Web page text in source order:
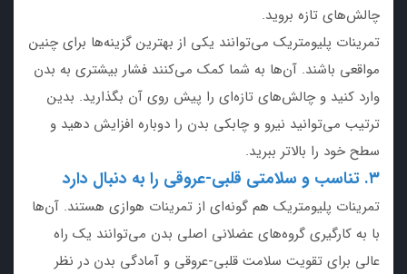
چالش‌های تازه بروید.
تمرینات پلیومتریک می‌توانند یکی از بهترین گزینه‌ها برای چنین
مواقعی باشند. آن‌ها به شما کمک می‌کنند فشار بیشتری به بدن
وارد کنید و چالش‌های تازه‌ای را پیش روی آن بگذارید. بدین
ترتیب می‌توانید نیرو و چابکی بدن را دوباره افزایش دهید و
سطح خود را بالاتر ببرید.
۳. تناسب و سلامتی قلبی-عروقی را به دنبال دارد
تمرینات پلیومتریک هم گونه‌ای از تمرینات هوازی هستند. آن‌ها
با به کارگیری گروه‌های عضلانی اصلی بدن می‌توانند یک راه
عالی برای تقویت سلامت قلبی-عروقی و آمادگی بدن در نظر